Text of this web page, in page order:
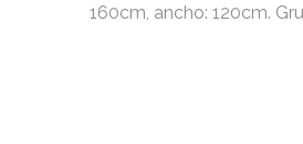
160cm, ancho: 120cm.